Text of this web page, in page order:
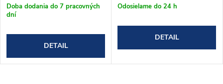
Doba dodania do 7 pracovných
dní
DETAIL
Odosielame do 24 h
DETAIL